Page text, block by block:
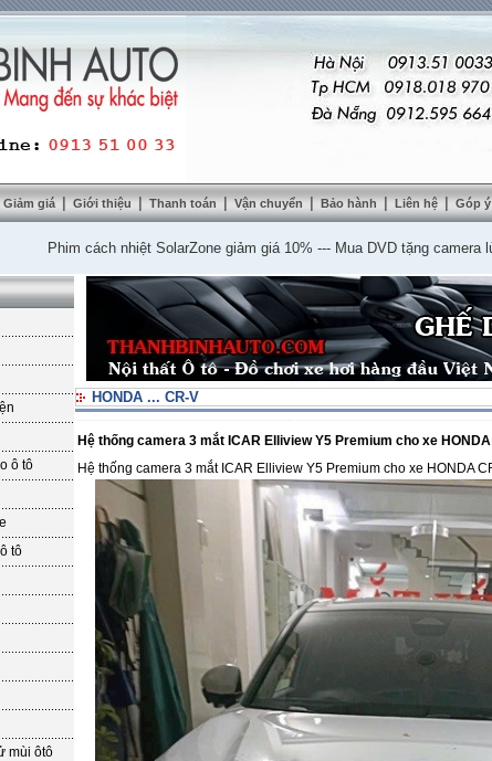
Giảm giá | Giới thiệu | Thanh toán | Vận chuyển | Bảo hành | Liên hệ | Góp
Phim cách nhiệt SolarZone giảm giá 10%---Mua DVD tặng camera lùi cao
ô tô
tô
mùi ôtô
HONDA ... CR-V
Hệ thống camera 3 mắt ICAR Elliview Y5 Premium cho xe
Hệ thống camera 3 mắt ICAR Elliview Y5 Premium cho xe HONDA